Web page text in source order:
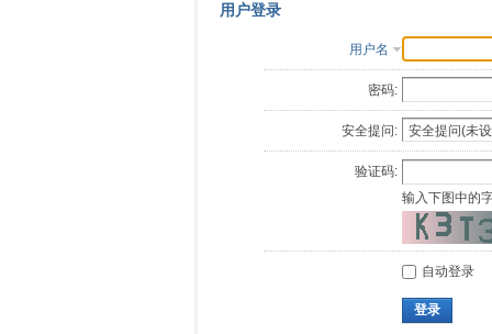
用户登录
用户名
密码:
安全提问:
验证码:
输入下图中的
自动登录
登录